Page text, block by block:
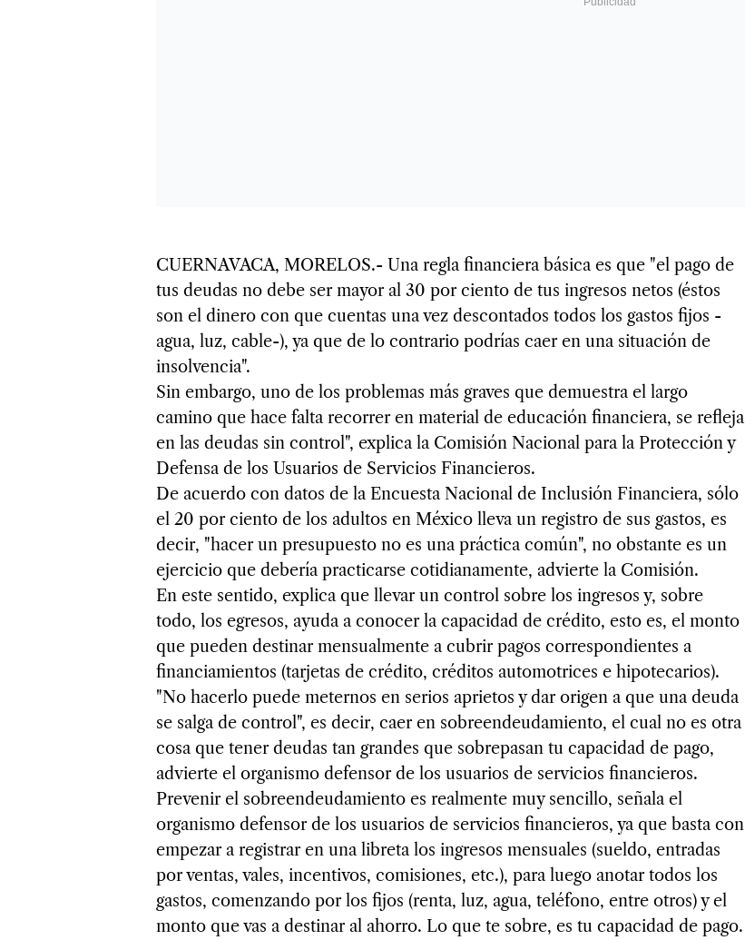
CUERNAVACA, MORELOS.- Una regla financiera básica es que "el pago de
tus deudas no debe ser mayor al 30 por ciento de tus ingresos netos (éstos
son el dinero con que cuentas una vez descontados todos los gastos fijos -
agua, luz, cable-), ya que de lo contrario podrías caer en una situación de
insolvencia".
Sin embargo, uno de los problemas más graves que demuestra el largo
camino que hace falta recorrer en material de educación financiera, se refleja
en las deudas sin control", explica la Comisión Nacional para la Protección y
Defensa de los Usuarios de Servicios Financieros.
De acuerdo con datos de la Encuesta Nacional de Inclusión Financiera, sólo
el 20 por ciento de los adultos en México lleva un registro de sus gastos, es
decir, "hacer un presupuesto no es una práctica común", no obstante es un
ejercicio que debería practicarse cotidianamente, advierte la Comisión.
En este sentido, explica que llevar un control sobre los ingresos y, sobre
todo, los egresos, ayuda a conocer la capacidad de crédito, esto es, el monto
que pueden destinar mensualmente a cubrir pagos correspondientes a
financiamientos (tarjetas de crédito, créditos automotrices e hipotecarios).
"No hacerlo puede meternos en serios aprietos y dar origen a que una deuda
se salga de control", es decir, caer en sobreendeudamiento, el cual no es otra
cosa que tener deudas tan grandes que sobrepasan tu capacidad de pago,
advierte el organismo defensor de los usuarios de servicios financieros.
Prevenir el sobreendeudamiento es realmente muy sencillo, señala el
organismo defensor de los usuarios de servicios financieros, ya que basta con
empezar a registrar en una libreta los ingresos mensuales (sueldo, entradas
por ventas, vales, incentivos, comisiones, etc.), para luego anotar todos los
gastos, comenzando por los fijos (renta, luz, agua, teléfono, entre otros) y el
monto que vas a destinar al ahorro. Lo que te sobre, es tu capacidad de pago.